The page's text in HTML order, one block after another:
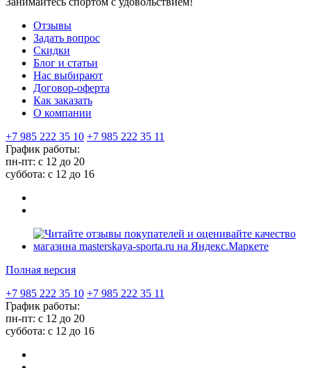
Отзывы
Задать вопрос
Скидки
Блог и статьи
Нас выбирают
Договор-оферта
Как заказать
О компании
+7 985 222 35 10 +7 985 222 35 11
График работы:
пн-пт: с 12 до 20
суббота: c 12 до 16
Полная версия
+7 985 222 35 10 +7 985 222 35 11
График работы:
пн-пт: с 12 до 20
суббота: c 12 до 16